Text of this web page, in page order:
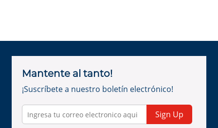
Mantente al tanto!
¡Suscríbete a nuestro boletín electrónico!
Sign Up